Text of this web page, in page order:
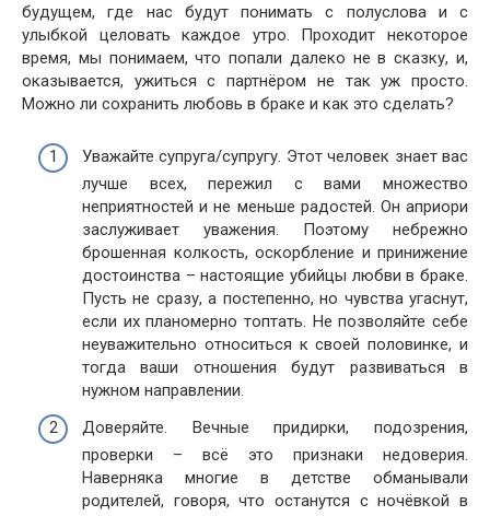
будущем, где нас будут понимать с полуслова и с
улыбкой целовать каждое утро. Проходит некоторое
время, мы понимаем, что попали далеко не в сказку, и,
оказывается, ужиться с партнёром не так уж просто.
Можно ли сохранить любовь в браке и как это сделать?
Уважайте супруга/супругу. Этот человек знает вас
лучше всех, пережил с вами множество
неприятностей и не меньше радостей. Он априори
заслуживает уважения. Поэтому небрежно
брошенная колкость, оскорбление и принижение
достоинства – настоящие убийцы любви в браке.
Пусть не сразу, а постепенно, но чувства угаснут,
если их планомерно топтать. Не позволяйте себе
неуважительно относиться к своей половинке, и
тогда ваши отношения будут развиваться в
нужном направлении.
Доверяйте. Вечные придирки, подозрения,
проверки – всё это признаки недоверия.
Наверняка многие в детстве обманывали
родителей, говоря, что останутся с ночёвкой в